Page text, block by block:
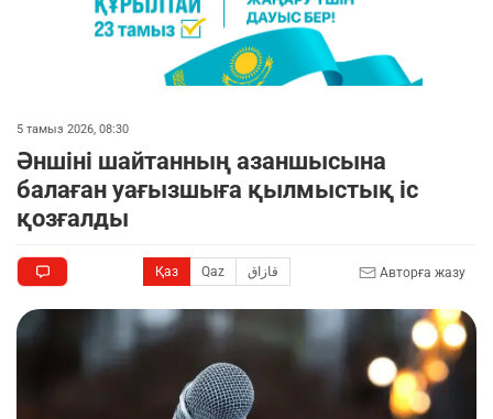
5 тамыз 2026, 08:30
Әншіні шайтанның азаншысына
балаған уағызшыға қылмыстық іс
қозғалды
Қаз Qaz قازاق Авторға жазу